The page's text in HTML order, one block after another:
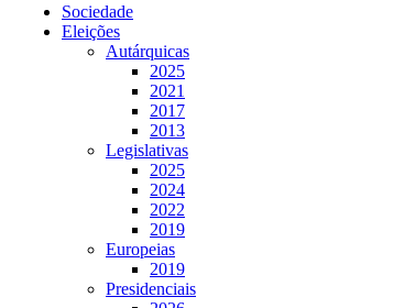
Sociedade
Eleições
Autárquicas
2025
2021
2017
2013
Legislativas
2025
2024
2022
2019
Europeias
2019
Presidenciais